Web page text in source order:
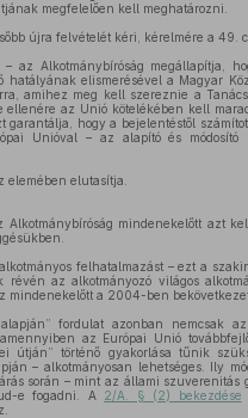
megfelelően kell meghatározni.
újra felvételét kéri, kérelmére a 49.
– az Alkotmánybíróság megállapítja,
hatályának elismerésével a Magyar
amihez meg kell szereznie a
az Unió kötelékében kell
garantálja, hogy a bejelentéstől
Unióval – az alapító és módosító
elemében elutasítja.
mindenekelőtt azt
felhatalmazást – ezt a
az alkotmányozó világos
a 2004-ben
fordulat azonban nemcsak
az Európai Unió
útján” történő gyakorlása tűnik
– alkotmányosan lehetséges. Ily
során – mint az állami szuverenitás
e fogadni. A 2/A. § (2) bekezdése